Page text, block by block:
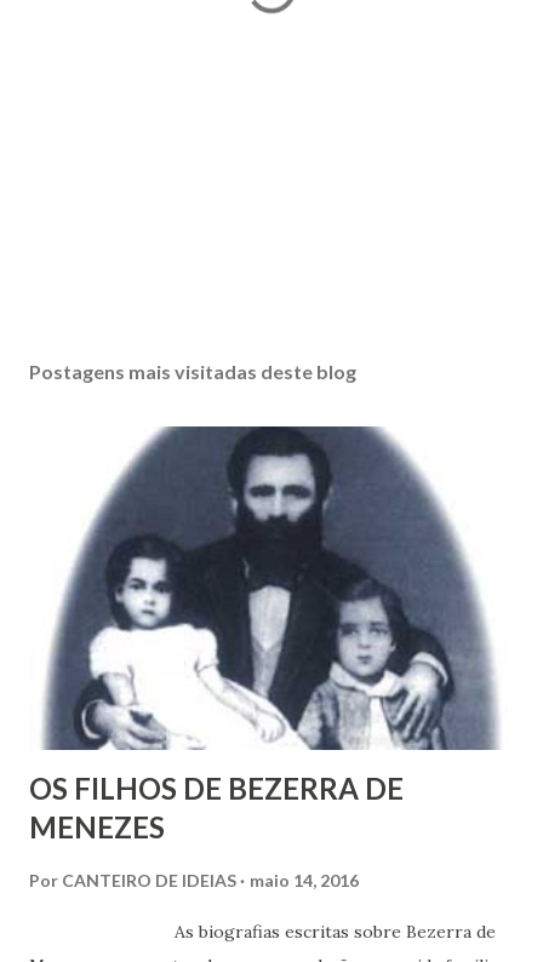
Postagens mais visitadas deste blog
OS FILHOS DE BEZERRA DE
MENEZES
Por CANTEIRO DE IDEIAS maio 14, 2016
As biografias escritas sobre Bezerra de